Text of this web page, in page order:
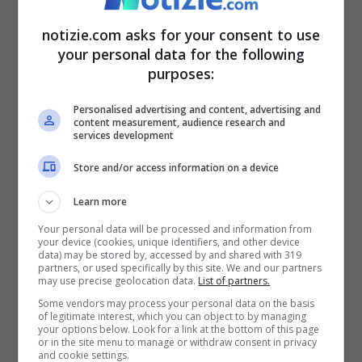
Il servizio non è stato mandato
interamente in onda. L’anticipazione del
servizio è stata mostrata nella puntata di
venerdì 19 novembre, ma si dovrà
aspettare lunedì 22 per poter vedere cosa
è successo in questa indagine sulla truffa
assicurativa. Come riferito da Libero,
Striscia La Notizia ha annunciato
immagini sconcertanti“, ma non ci sono
altre informazioni su quanto accaduto nel
quartiere napoletano.
notizie.com asks for your consent to use
your personal data for the following
purposes:
Personalised advertising and content, advertising and
content measurement, audience research and
services development
Store and/or access information on a device
Learn more
Your personal data will be processed and information from
your device (cookies, unique identifiers, and other device
data) may be stored by, accessed by and shared with 319
partners, or used specifically by this site. We and our partners
may use precise geolocation data. List of partners.
Some vendors may process your personal data on the basis
of legitimate interest, which you can object to by managing
your options below. Look for a link at the bottom of this page
or in the site menu to manage or withdraw consent in privacy
and cookie settings.